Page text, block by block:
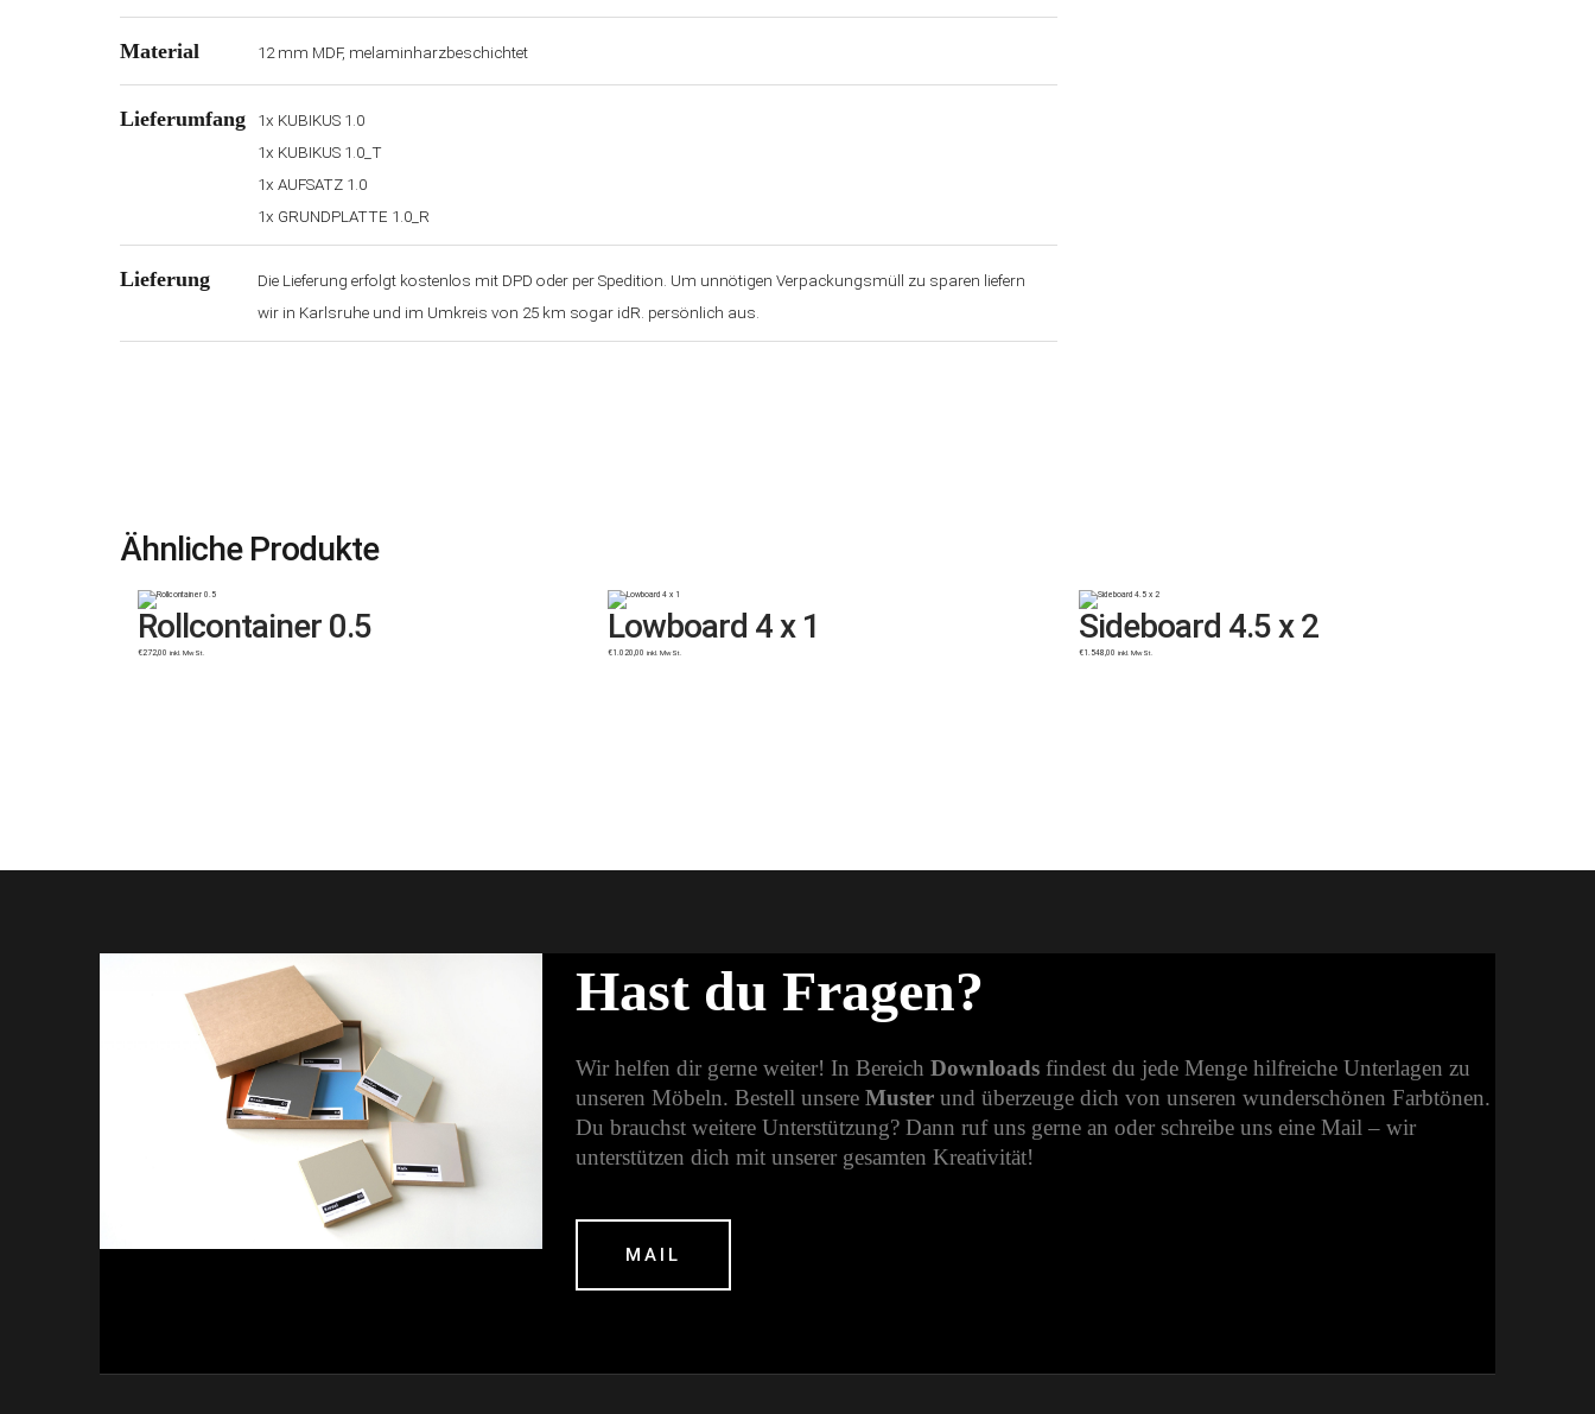
Material 12 mm MDF, melaminharzbeschichtet
Lieferumfang
1x KUBIKUS 1.0
1x KUBIKUS 1.0_T
1x AUFSATZ 1.0
1x GRUNDPLATTE 1.0_R
Lieferung
Die Lieferung erfolgt kostenlos mit DPD oder per Spedition. Um unnötigen Verpackungsmüll zu sparen liefern
wir in Karlsruhe und im Umkreis von 25 km sogar idR. persönlich aus.
Ähnliche Produkte
Rollcontainer 0.5
€272,00 inkl. MwSt.
Lowboard 4 x 1
€1.020,00 inkl. MwSt.
Sideboard 4.5 x 2
€1.548,00 inkl. MwSt.
Hast du Fragen?
Wir helfen dir gerne weiter! In BereichDownloadsfindest du jede Menge hilfreiche Unterlagen zu
unseren Möbeln. Bestell unsereMusterund überzeuge dich von unseren wunderschönen Farbtönen.
Du brauchst weitere Unterstützung? Dann ruf uns gerne an oder schreibe uns eine Mail – wir
unterstützen dich mit unserer gesamten Kreativität!
MAIL